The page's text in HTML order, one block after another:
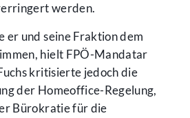
werden.
er und seine Fraktion dem
hielt FPÖ-Mandatar
kritisierte jedoch die
der Homeoffice-Regelung,
Bürokratie für die